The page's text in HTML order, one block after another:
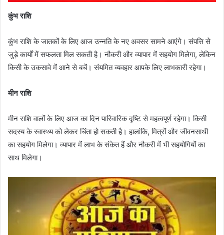
कुंभ राशि
कुंभ राशि के जातकों के लिए आज उन्नति के नए अवसर सामने आएंगे। संपत्ति से
जुड़े कार्यों में सफलता मिल सकती है। नौकरी और व्यापार में सहयोग मिलेगा, लेकिन
किसी के उकसावे में आने से बचें। संयमित व्यवहार आपके लिए लाभकारी रहेगा।
मीन राशि
मीन राशि वालों के लिए आज का दिन पारिवारिक दृष्टि से महत्वपूर्ण रहेगा। किसी
सदस्य के स्वास्थ्य को लेकर चिंता हो सकती है। हालांकि, मित्रों और जीवनसाथी
का सहयोग मिलेगा। व्यापार में लाभ के संकेत हैं और नौकरी में भी सहयोगियों का
साथ मिलेगा।